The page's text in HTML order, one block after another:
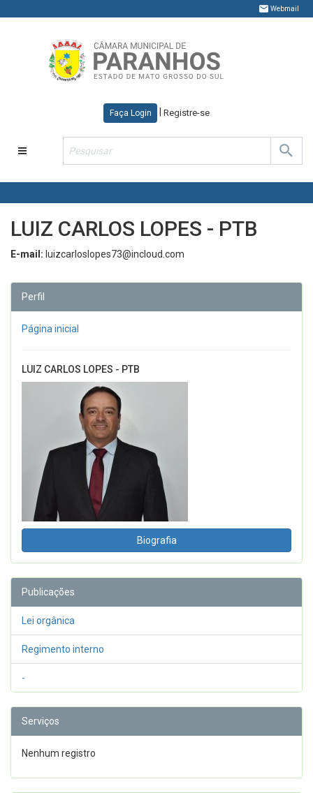
Webmail
Faça Login Registre-se
Toggle
navigation
LUIZ CARLOS LOPES - PTB
E-mail: luizcarloslopes73@incloud.com
Perfil
Página inicial
LUIZ CARLOS LOPES - PTB
Biografia
Publicações
Lei orgânica
Regimento interno
-
Serviços
Nenhum registro